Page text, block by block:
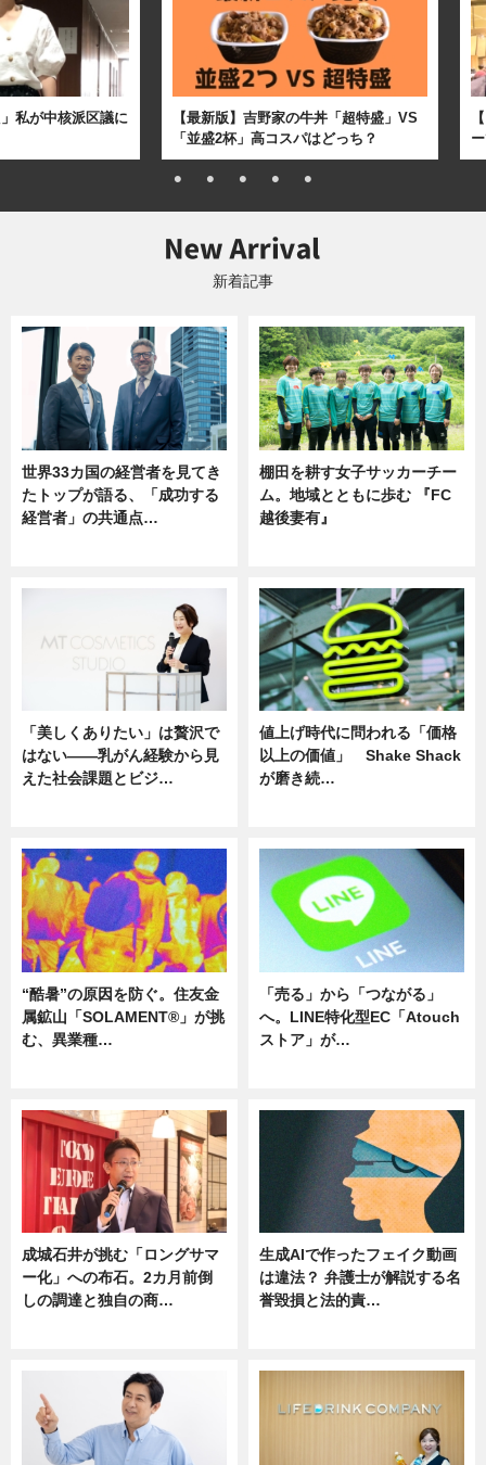
私が中核派区議に
【最新版】吉野家の牛丼「超特盛」VS
「並盛2杯」高コスパはどっち？
新着記事
世界33カ国の経営者を見てき
たトップが語る、「成功する
経営者」の共通点…
棚田を耕す女子サッカーチー
ム。地域とともに歩む 『FC
越後妻有』
「美しくありたい」は贅沢で
はない――乳がん経験から見
えた社会課題とビジ…
値上げ時代に問われる「価格
以上の価値」 Shake Shack
が磨き続…
“酷暑”の原因を防ぐ。住友金
属鉱山「SOLAMENT®」が挑
む、異業種…
「売る」から「つながる」
へ。LINE特化型EC「Atouch
ストア」が…
成城石井が挑む「ロングサマ
ー化」への布石。2カ月前倒
しの調達と独自の商…
生成AIで作ったフェイク動画
は違法？ 弁護士が解説する名
誉毀損と法的責…